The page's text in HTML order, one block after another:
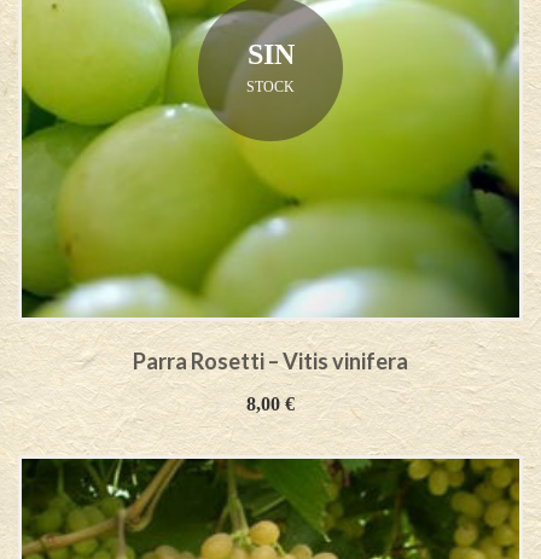
SIN
STOCK
Parra Rosetti – Vitis vinifera
8,00€